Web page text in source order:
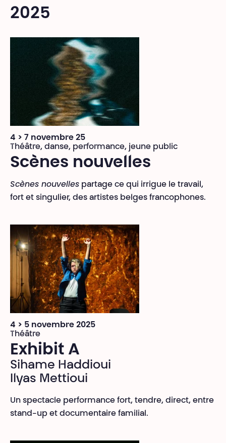
2025
4 > 7 novembre 25
Théâtre, danse, performance, jeune public
Scènes nouvelles
Scènes nouvelles partage ce qui irrigue le travail,
fort et singulier, des artistes belges francophones.
4 > 5 novembre 2025
Théâtre
Exhibit A
Sihame Haddioui
Ilyas Mettioui
Un spectacle performance fort, tendre, direct, entre
stand-up et documentaire familial.